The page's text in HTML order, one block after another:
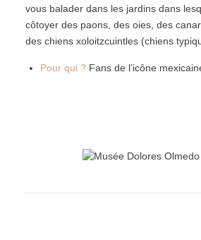
vous balader dans les jardins dans
côtoyer des paons, des oies, des
des chiens xoloitzcuintles (chiens
Pour qui ?Fans de l’icône